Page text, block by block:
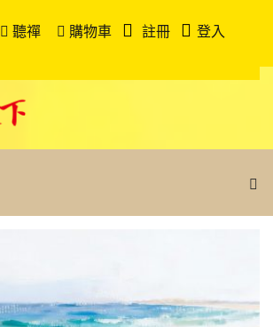
聽禪 購物車 註冊 登入